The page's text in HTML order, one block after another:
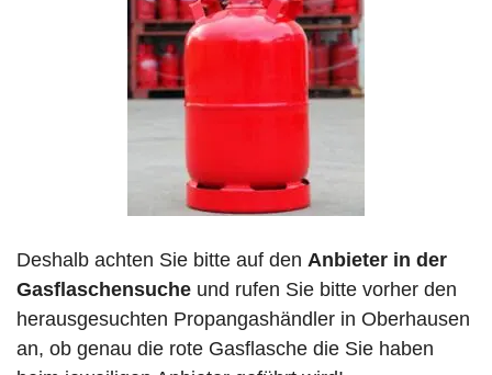
Deshalb achten Sie bitte auf den Anbieter in der
Gasflaschensuche und rufen Sie bitte vorher den
herausgesuchten Propangashändler in Oberhausen
an, ob genau die rote Gasflasche die Sie haben